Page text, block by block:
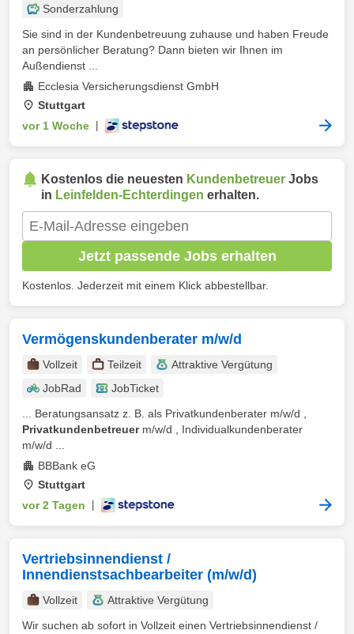
Sonderzahlung
Sie sind in der Kundenbetreuung zuhause und haben Freude
an persönlicher Beratung? Dann bieten wir Ihnen im
Außendienst ...
Ecclesia Versicherungsdienst GmbH
Stuttgart
vor 1 Woche
Kostenlos die neuesten Kundenbetreuer Jobs
in Leinfelden-Echterdingen erhalten.
Jetzt passende Jobs erhalten
Kostenlos. Jederzeit mit einem Klick abbestellbar.
Vermögenskundenberater m/w/d
Vollzeit Teilzeit
Attraktive Vergütung
JobRad
JobTicket
... Beratungsansatz z. B. als Privatkundenberater m/w/d ,
Privatkundenbetreuerm/w/d , Individualkundenberater
m/w/d ...
BBBank eG
Stuttgart
vor 2 Tagen
Vertriebsinnendienst /
Innendienstsachbearbeiter (m/w/d)
Vollzeit
Attraktive Vergütung
Wir suchen ab sofort in Vollzeit einen Vertriebsinnendienst /